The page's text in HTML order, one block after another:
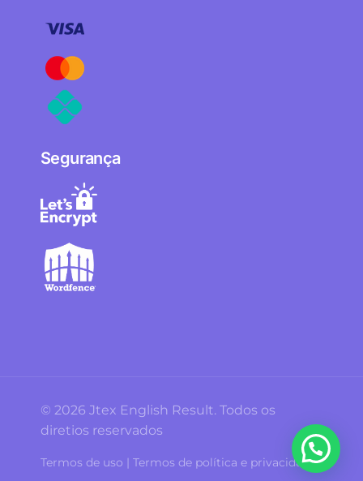
Segurança
© 2026 Jtex English Result. Todos os
diretios reservados
Termos de uso | Termos de política e privacidade